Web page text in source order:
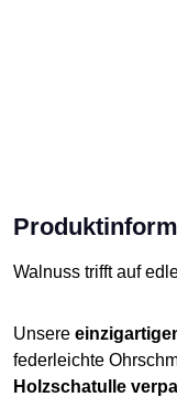
Walnuss trifft auf
Unsere
federleichte
Holzschatulle